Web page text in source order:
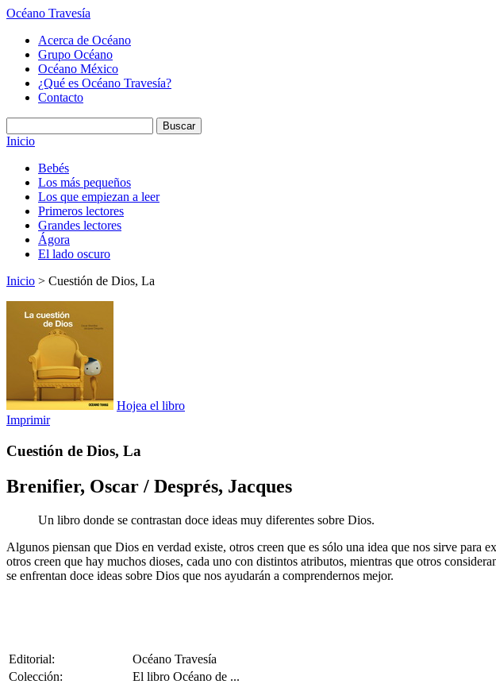
Océano Travesía
Acerca de Océano
Grupo Océano
Océano México
¿Qué es Océano Travesía?
Contacto
Inicio
Bebés
Los más pequeños
Los que empiezan a leer
Primeros lectores
Grandes lectores
Ágora
El lado oscuro
Inicio > Cuestión de Dios, La
Hojea el libro
Imprimir
Cuestión de Dios, La
Brenifier, Oscar / Després, Jacques
Un libro donde se contrastan doce ideas muy diferentes sobre Dios.
Algunos piensan que Dios en verdad existe, otros creen que es sólo una idea que nos sirve
otros creen que hay muchos dioses, cada uno con distintos atributos, mientras que otros
se enfrentan doce ideas sobre Dios que nos ayudarán a comprendernos mejor.
Editorial:
Océano Travesía
Colección:
El libro Océano de ...